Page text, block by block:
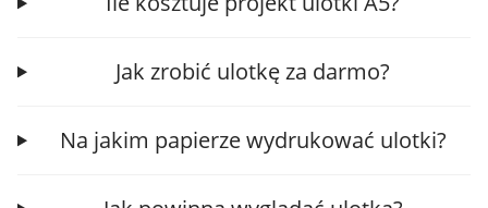
Jak zrobić ulotkę za darmo?
Na jakim papierze wydrukować ulotki?